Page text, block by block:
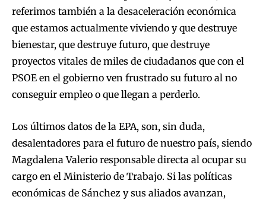
referimos también a la desaceleración económica
que estamos actualmente viviendo y que destruye
bienestar, que destruye futuro, que destruye
proyectos vitales de miles de ciudadanos que con el
PSOE en el gobierno ven frustrado su futuro al no
conseguir empleo o que llegan a perderlo.
Los últimos datos de la EPA, son, sin duda,
desalentadores para el futuro de nuestro país, siendo
Magdalena Valerio responsable directa al ocupar su
cargo en el Ministerio de Trabajo. Si las políticas
económicas de Sánchez y sus aliados avanzan,